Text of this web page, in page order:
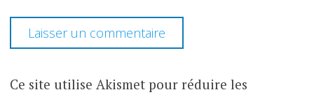
Ce site utilise Akismet pour réduire les